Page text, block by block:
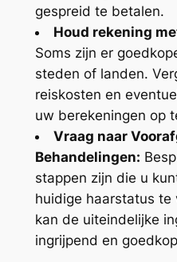
gespreid te betalen.
Houd rekening
Soms zijn er
steden of landen.
reiskosten en
uw berekeningen op
Vraag naar
Behandelingen:
stappen zijn die u
huidige haarstatus
kan de uiteindelijke
ingrijpend en